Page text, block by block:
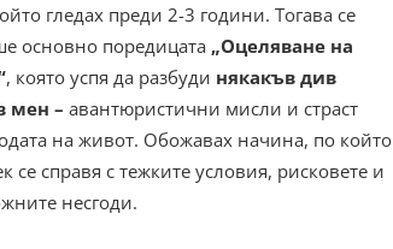
гледах преди 2-3 години. Тогава се
основно поредицата „Оцеляване на
, която успя да разбуди някакъв див
мен – авантюристични мисли и страст
на живот. Обожавах начина, по който
се справя с тежките условия, рисковете и
несгоди.